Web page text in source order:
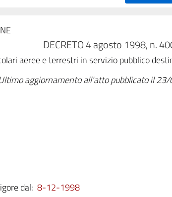
DECRETO 4 agosto 1998, n.
aeree e terrestri in servizio pubblico
aggiornamento all'atto pubblicato il
dal: 8-12-1998